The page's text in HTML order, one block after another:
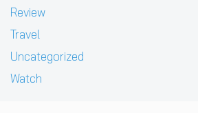
Review
Travel
Uncategorized
Watch